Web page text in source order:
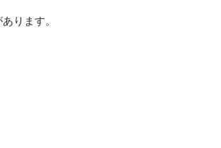
ります。